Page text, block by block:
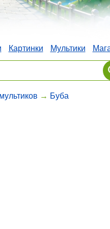
Картинки Мультики
→ Буба